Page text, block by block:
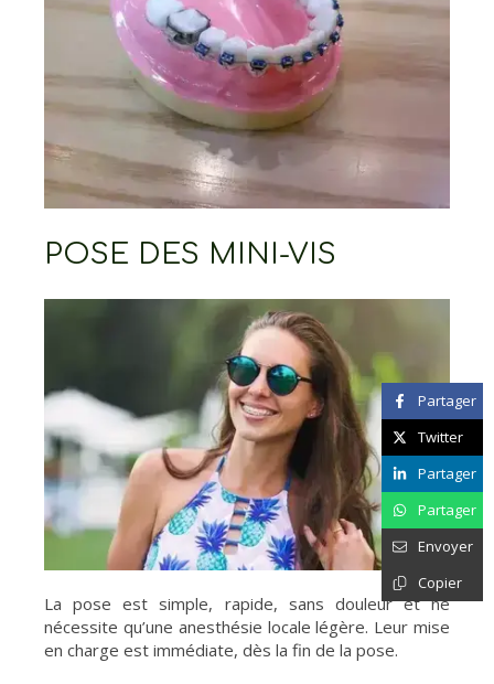
POSE DES MINI-VIS
La pose est simple, rapide, sans douleur et ne
nécessite qu’une anesthésie locale légère. Leur mise
en charge est immédiate, dès la fin de la pose.
Partager
Twitter
Partager
Partager
Envoyer
Copier